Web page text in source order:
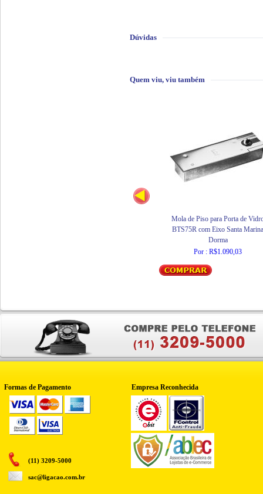
Dúvidas
Quem viu, viu também
Mola de Piso para Porta de
BTS75R com Eixo Santa Marina
Dorma
Por : R$1.090,03
Formas de Pagamento Empresa Reconhecida
(11) 3209-5000
sac@ligacao.com.br